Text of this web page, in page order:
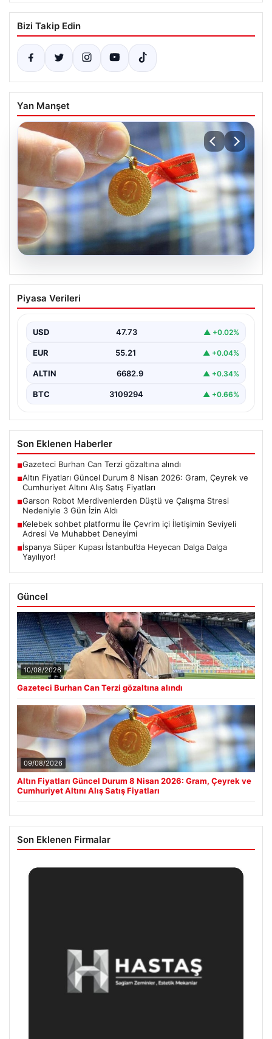
Bizi Takip Edin
Yan Manşet
09.08.2026
Altın Fiyatları Güncel Durum 8 Nisan
2026: Gram, Çeyrek ve Cumhuriyet
Altın piyasasında yaşanan son gelişmeler, uluslararası
bölgedeki barış…
Piyasa Verileri
USD 47.73 ▲ +0.02%
EUR 55.21 ▲ +0.04%
ALTIN 6682.9 ▲ +0.34%
BTC 3109294 ▲ +0.66%
Son Eklenen Haberler
■Gazeteci Burhan Can Terzi gözaltına alındı
■Altın Fiyatları Güncel Durum 8 Nisan 2026: Gram, Çeyrek ve
Cumhuriyet Altını Alış Satış Fiyatları
■Garson Robot Merdivenlerden Düştü ve Çalışma Stresi
Nedeniyle 3 Gün İzin Aldı
■Kelebek sohbet platformu İle Çevrim içi İletişimin Seviyeli
Adresi Ve Muhabbet Deneyimi
■İspanya Süper Kupası İstanbul’da Heyecan Dalga Dalga
Yayılıyor!
Güncel
10/08/2026
Gazeteci Burhan Can Terzi gözaltına alındı
09/08/2026
Altın Fiyatları Güncel Durum 8 Nisan 2026: Gram, Çeyrek ve
Cumhuriyet Altını Alış Satış Fiyatları
Son Eklenen Firmalar